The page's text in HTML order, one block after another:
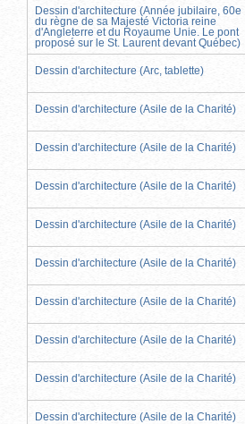
Dessin d'architecture (Année jubilaire, 60e
du règne de sa Majesté Victoria reine
d'Angleterre et du Royaume Unie. Le pont
proposé sur le St. Laurent devant Québec)
Dessin d'architecture (Arc, tablette)
Dessin d'architecture (Asile de la Charité)
Dessin d'architecture (Asile de la Charité)
Dessin d'architecture (Asile de la Charité)
Dessin d'architecture (Asile de la Charité)
Dessin d'architecture (Asile de la Charité)
Dessin d'architecture (Asile de la Charité)
Dessin d'architecture (Asile de la Charité)
Dessin d'architecture (Asile de la Charité)
Dessin d'architecture (Asile de la Charité)